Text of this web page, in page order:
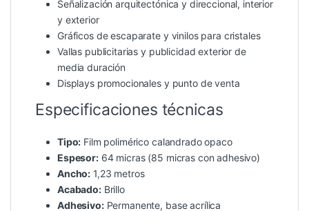
Señalización arquitectónica y direccional, interior
y exterior
Gráficos de escaparate y vinilos para cristales
Vallas publicitarias y publicidad exterior de
media duración
Displays promocionales y punto de venta
Especificaciones técnicas
Tipo: Film polimérico calandrado opaco
Espesor:64 micras (85 micras con adhesivo)
Ancho: 1,23 metros
Acabado:Brillo
Adhesivo:Permanente, base acrílica